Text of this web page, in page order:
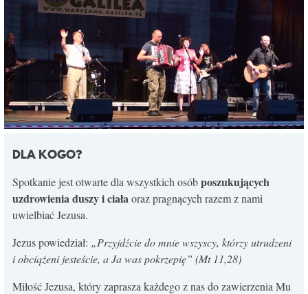
DLA KOGO?
Spotkanie jest otwarte dla wszystkich osóbposzukujących
uzdrowienia duszy i ciała oraz pragnących razem z nami
uwielbiać Jezusa.
Jezus powiedział: „Przyjdźcie do mnie wszyscy, którzy utrudzeni
i obciążeni jesteście, a Ja was pokrzepię” (Mt 11,28)
Miłość Jezusa, który zaprasza każdego z nas do zawierzenia Mu